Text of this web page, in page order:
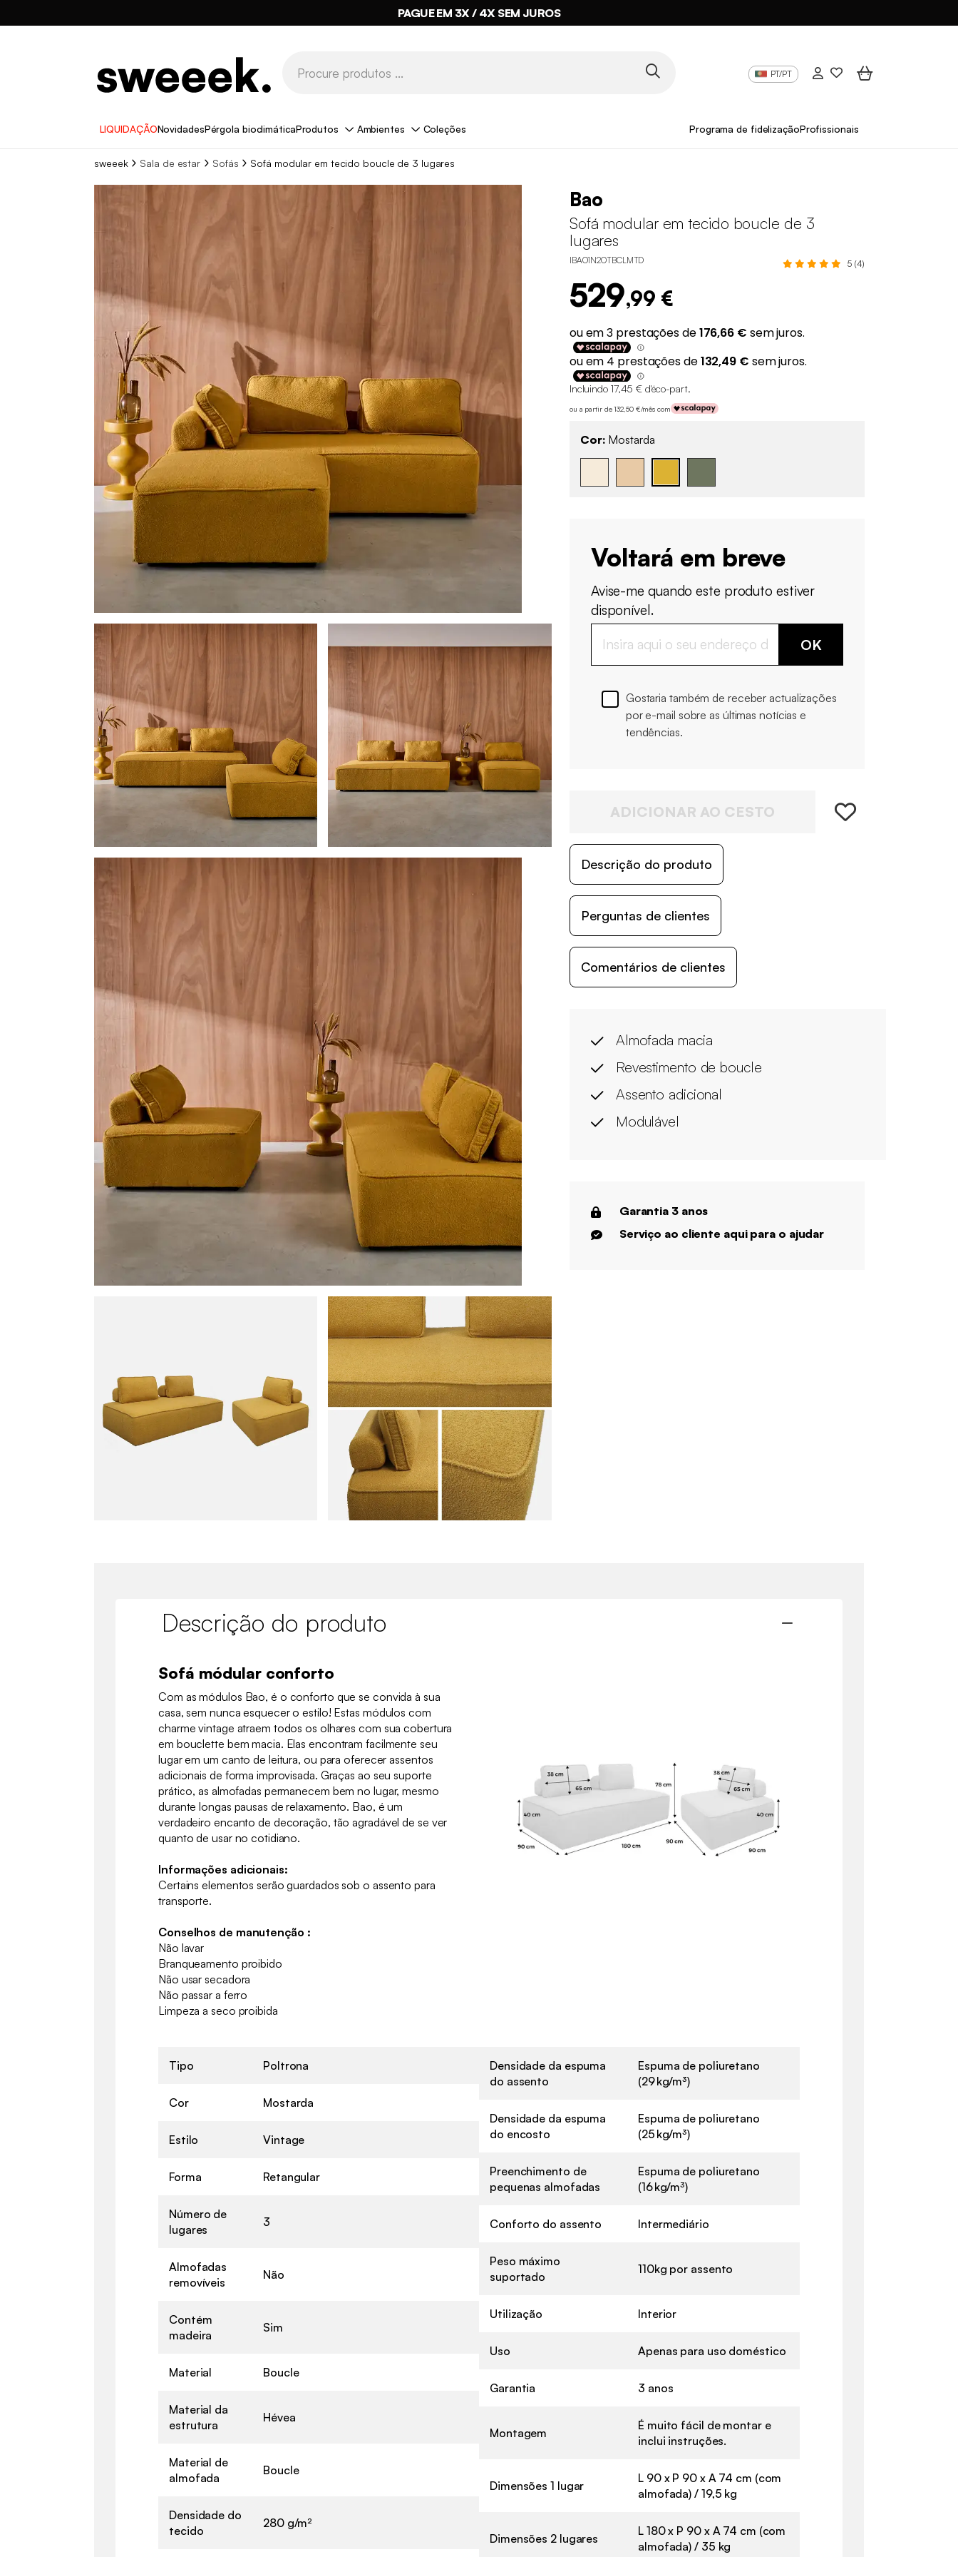
PAGUE EM 3X / 4X SEM JUROS
PT/PT
LIQUIDAÇÃONovidadesPérgola bioclimáticaProdutos Ambientes Coleções Programa de fidelizaçãoProfissionais
sweeek Sala de estar Sofás Sofá modular em tecido boucle de 3 lugares
Bao
Sofá modular em tecido boucle de 3
lugares
IBAO1N2OTBCLMTD 5 (4)
529,99 €
Incluindo 17,45 € d'éco-part.
ou a partir de 132,50 €/mês com
Cor: Mostarda
Voltará em breve
Avise-me quando este produto estiver
disponível.
OK
Gostaria também de receber actualizações
por e-mail sobre as últimas notícias e
tendências.
ADICIONAR AO CESTO
Descrição do produto
Perguntas de clientes
Comentários de clientes
Almofada macia
Revestimento de boucle
Assento adicional
Modulável
Garantia 3 anos
Serviço ao cliente aqui para o ajudar
Descrição do produto
Sofá módular conforto
Com as módulos Bao, é o conforto que se convida à sua
casa, sem nunca esquecer o estilo! Estas módulos com
charme vintage atraem todos os olhares com sua cobertura
em bouclette bem macia. Elas encontram facilmente seu
lugar em um canto de leitura, ou para oferecer assentos
adicionais de forma improvisada. Graças ao seu suporte
prático, as almofadas permanecem bem no lugar, mesmo
durante longas pausas de relaxamento. Bao, é um
verdadeiro encanto de decoração, tão agradável de se ver
quanto de usar no cotidiano.
Informações adicionais:
Certains elementos serão guardados sob o assento para
transporte.
Conselhos de manutenção :
Não lavar
Branqueamento proibido
Não usar secadora
Não passar a ferro
Limpeza a seco proibida
Tipo Poltrona
Cor Mostarda
Estilo Vintage
Forma Retangular
Número de
lugares
3
Almofadas
removíveis
Não
Contém
madeira
Sim
Material Boucle
Material da
estrutura
Hévea
Material de
almofada
Boucle
Densidade do
tecido
280 g/m²
Densidade da espuma
do assento
Espuma de poliuretano
(29 kg/m³)
Densidade da espuma
do encosto
Espuma de poliuretano
(25 kg/m³)
Preenchimento de
pequenas almofadas
Espuma de poliuretano
(16 kg/m³)
Conforto do assento Intermediário
Peso máximo
suportado
110kg por assento
Utilização Interior
Uso Apenas para uso doméstico
Garantia 3 anos
Montagem
É muito fácil de montar e
inclui instruções.
Dimensões 1 lugar
L 90 x P 90 x A 74 cm (com
almofada) / 19,5 kg
Dimensões 2 lugares
L 180 x P 90 x A 74 cm (com
almofada) / 35 kg